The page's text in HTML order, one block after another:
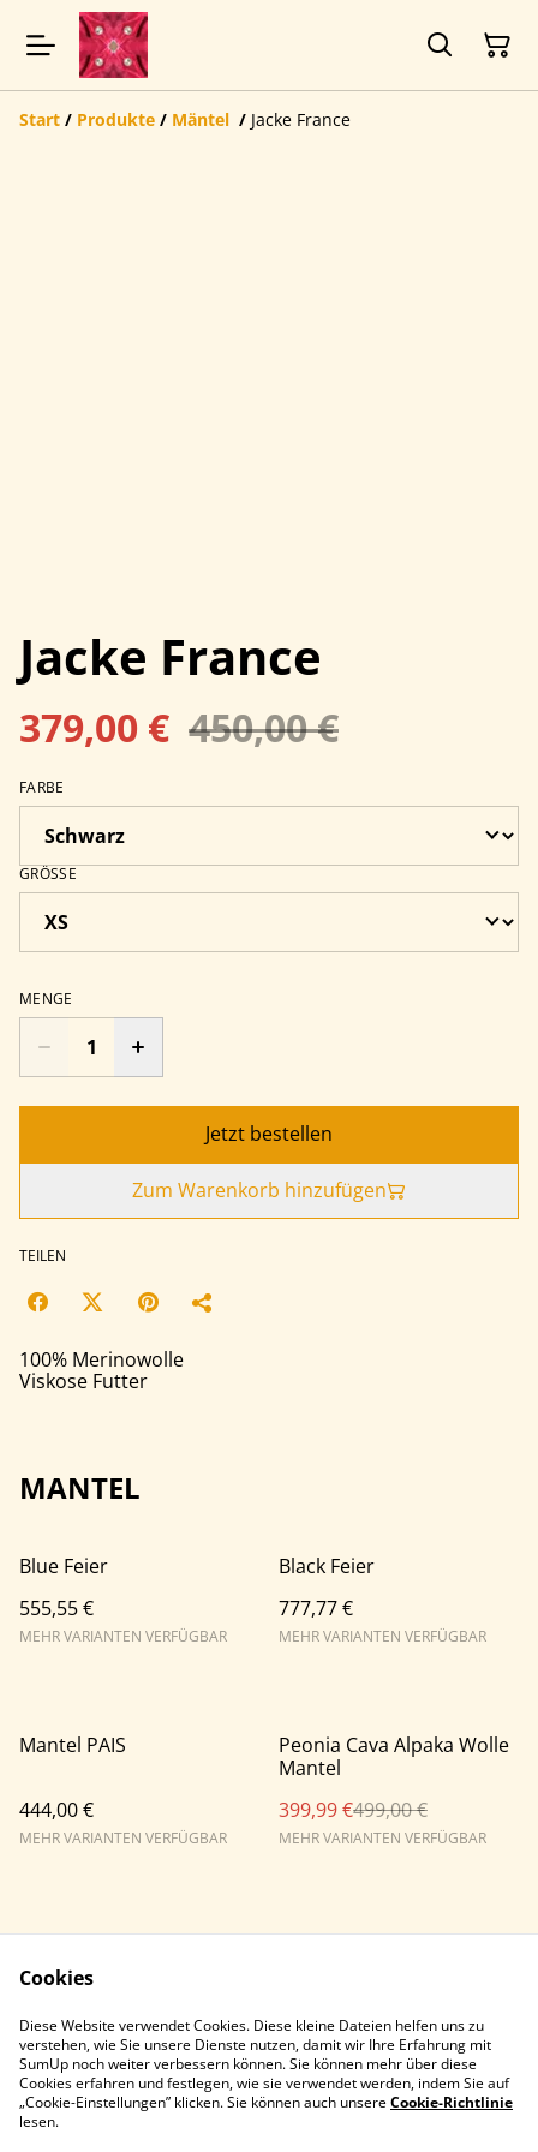
Start / Produkte / Mäntel / Jacke France
Jacke France
379,00 € 450,00 €
FARBE
GRÖSSE
MENGE
Jetzt bestellen
Zum Warenkorb hinzufügen
TEILEN
100% Merinowolle
Viskose Futter
MANTEL
Blue Feier
555,55 €
MEHR VARIANTEN VERFÜGBAR
Black Feier
777,77 €
MEHR VARIANTEN VERFÜGBAR
Mantel PAIS
444,00 €
MEHR VARIANTEN VERFÜGBAR
%
Peonia Cava Alpaka Wolle
Mantel
399,99 €499,00 €
MEHR VARIANTEN VERFÜGBAR
Contact Us
Legal Terms
Privacy Policy
Cookie Policy
Cookies
Diese Website verwendet Cookies. Diese kleine Dateien helfen uns zu
verstehen, wie Sie unsere Dienste nutzen, damit wir Ihre Erfahrung mit
SumUp noch weiter verbessern können. Sie können mehr über diese
Cookies erfahren und festlegen, wie sie verwendet werden, indem Sie auf
„Cookie-Einstellungen” klicken. Sie können auch unsereCookie-Richtlinie
lesen.